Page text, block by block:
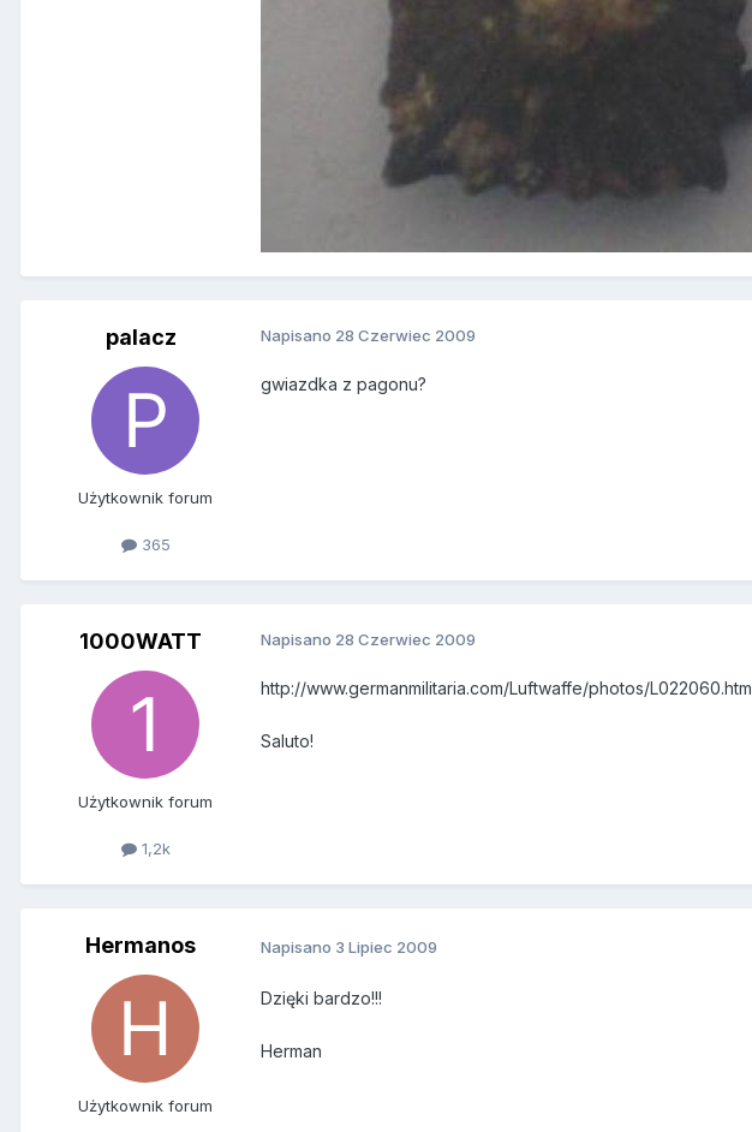
palacz
Użytkownik forum
365
Napisano 28 Czerwiec 2009
gwiazdka z pagonu?
1000WATT
Użytkownik forum
1,2k
Napisano 28 Czerwiec 2009
http://www.germanmilitaria.com/Luftwaffe/photos/
Saluto!
Hermanos
Użytkownik forum
Napisano 3 Lipiec 2009
Dzięki bardzo!!!
Herman